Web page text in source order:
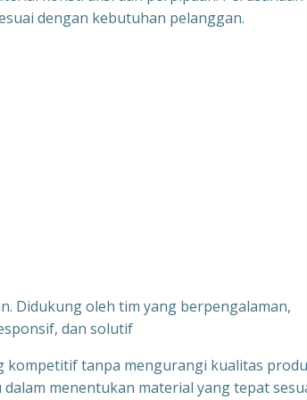
dengan kebutuhan pelanggan.
Didukung oleh tim yang berpengalaman,
dan solutif
kompetitif tanpa mengurangi kualitas
menentukan material yang tepat